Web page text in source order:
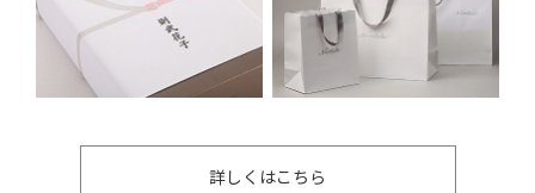
詳しくはこちら